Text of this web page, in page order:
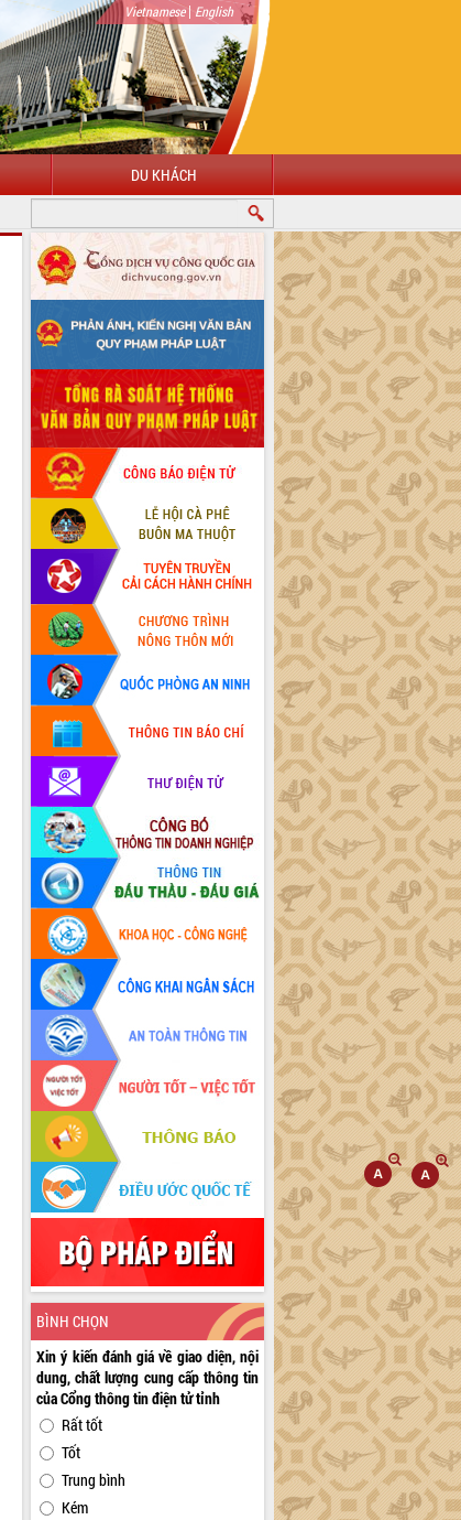
Vietnamese| English
DU KHÁCH
BÌNH CHỌN
Xin ý kiến đánh giá về giao diện, nội
dung, chất lượng cung cấp thông tin
của Cổng thông tin điện tử tỉnh
Rất tốt
Tốt
Trung bình
Kém